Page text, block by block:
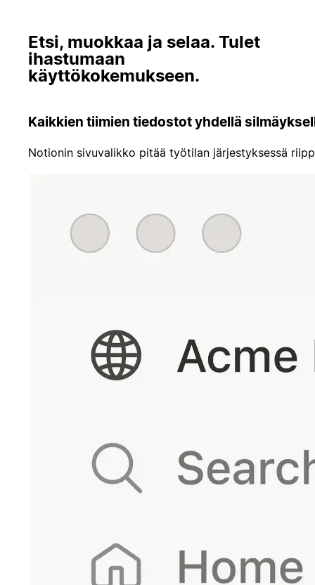
Etsi, muokkaa ja selaa. Tulet
ihastumaan
käyttökokemukseen.
Kaikkien tiimien tiedostot yhdellä
Notionin sivuvalikko pitää työtilan järjestyksessä